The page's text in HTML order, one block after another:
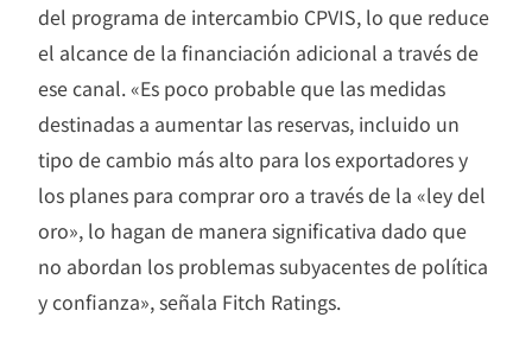
del programa de intercambio CPVIS, lo que reduce
el alcance de la financiación adicional a través de
ese canal. «Es poco probable que las medidas
destinadas a aumentar las reservas, incluido un
tipo de cambio más alto para los exportadores y
los planes para comprar oro a través de la «ley del
oro», lo hagan de manera significativa dado que
no abordan los problemas subyacentes de política
y confianza», señala Fitch Ratings.